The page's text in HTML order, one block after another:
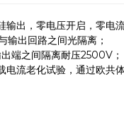
输出，零电压开启，零电
输出回路之间光隔离；
端之间隔离耐压2500V；
电流老化试验，通过欧共